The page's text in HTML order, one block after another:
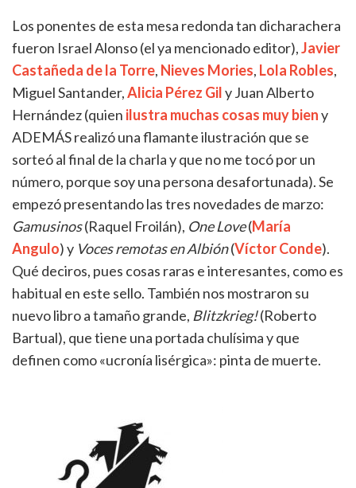
Los ponentes de esta mesa redonda tan dicharachera
fueron Israel Alonso (el ya mencionado editor),Javier
Castañeda de la Torre, Nieves Mories, Lola Robles,
Miguel Santander,Alicia Pérez Gily Juan Alberto
Hernández (quien ilustra muchas cosas muy bieny
ADEMÁS realizó una flamante ilustración que se
sorteó al final de la charla y que no me tocó por un
número, porque soy una persona desafortunada). Se
empezó presentando las tres novedades de marzo:
Gamusinos(Raquel Froilán), One Love(María
Angulo) y Voces remotas en Albión(Víctor Conde).
Qué deciros, pues cosas raras e interesantes, como es
habitual en este sello. También nos mostraron su
nuevo libro a tamaño grande, Blitzkrieg!(Roberto
Bartual), que tiene una portada chulísima y que
definen como «ucronía lisérgica»: pinta de muerte.